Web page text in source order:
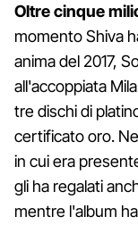
Oltre cinque
momento Shiva
anima del 2017,
all'accoppiata
tre dischi di
certificato oro.
in cui era
gli ha regalati
mentre l'album